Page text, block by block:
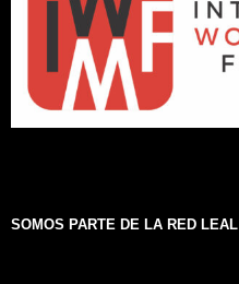
SOMOS PARTE DE LA RED LEAL